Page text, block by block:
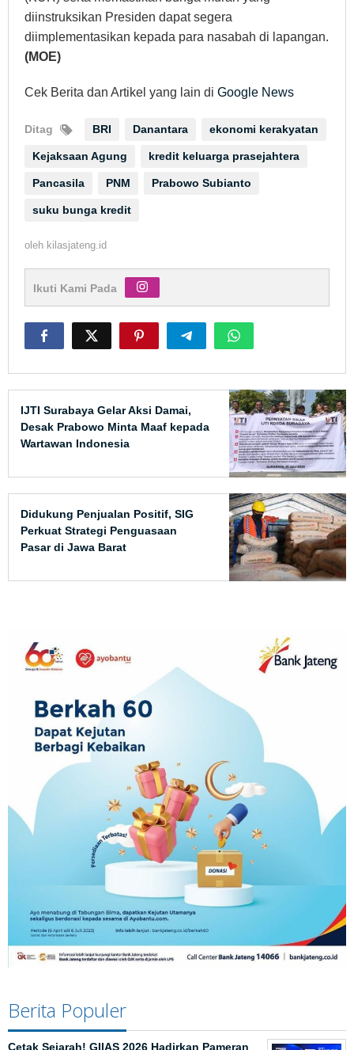
diinstruksikan Presiden dapat segera
diimplementasikan kepada para nasabah di lapangan.
(MOE)
Cek Berita dan Artikel yang lain di Google News
Ditag BRI Danantara ekonomi kerakyatan
Kejaksaan Agung kredit keluarga prasejahtera
Pancasila PNM Prabowo Subianto
suku bunga kredit
oleh kilasjateng.id
Ikuti Kami Pada
IJTI Surabaya Gelar Aksi Damai,
Desak Prabowo Minta Maaf kepada
Wartawan Indonesia
Didukung Penjualan Positif, SIG
Perkuat Strategi Penguasaan
Pasar di Jawa Barat
Berita Populer
Cetak Sejarah! GIIAS 2026 Hadirkan Pameran